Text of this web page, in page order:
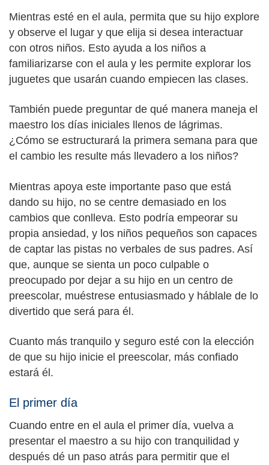
Mientras esté en el aula, permita que su hijo explore
y observe el lugar y que elija si desea interactuar
con otros niños. Esto ayuda a los niños a
familiarizarse con el aula y les permite explorar los
juguetes que usarán cuando empiecen las clases.
También puede preguntar de qué manera maneja el
maestro los días iniciales llenos de lágrimas.
¿Cómo se estructurará la primera semana para que
el cambio les resulte más llevadero a los niños?
Mientras apoya este importante paso que está
dando su hijo, no se centre demasiado en los
cambios que conlleva. Esto podría empeorar su
propia ansiedad, y los niños pequeños son capaces
de captar las pistas no verbales de sus padres. Así
que, aunque se sienta un poco culpable o
preocupado por dejar a su hijo en un centro de
preescolar, muéstrese entusiasmado y háblale de lo
divertido que será para él.
Cuanto más tranquilo y seguro esté con la elección
de que su hijo inicie el preescolar, más confiado
estará él.
El primer día
Cuando entre en el aula el primer día, vuelva a
presentar el maestro a su hijo con tranquilidad y
después dé un paso atrás para permitir que el